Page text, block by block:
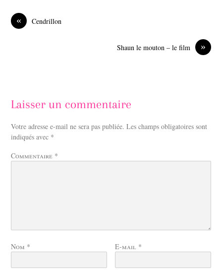
o
o
k
I
« Cendrillon
»
Shaun le mouton – le film
Laisser un commentaire
Votre adresse e-mail ne sera pas publiée. Les champs obligatoires sont
indiqués avec *
Commentaire *
Nom * E-mail *